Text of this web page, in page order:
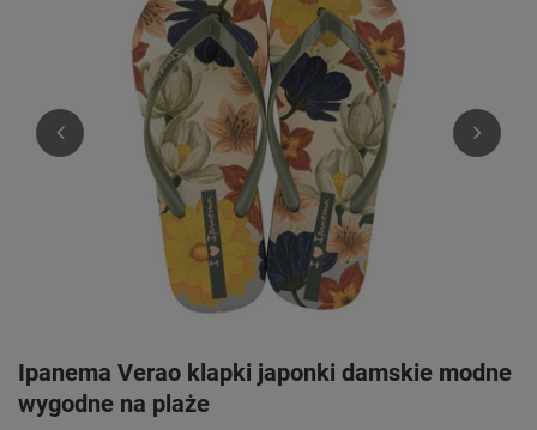
Ipanema Verao klapki japonki damskie modne
wygodne na plaże